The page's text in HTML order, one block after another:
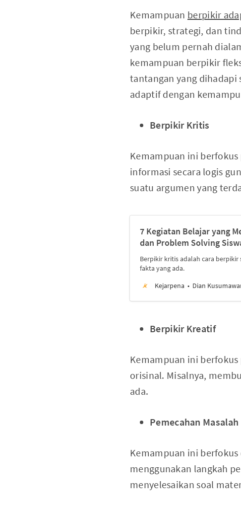
Kemampuan berpikir
berpikir, strategi, dan
yang belum pernah
kemampuan berpikir
tantangan yang
adaptif dengan
Berpikir Kritis
Kemampuan ini
informasi secara logis
suatu argumen yang
7 Kegiatan Belajar yang
dan Problem Solving
Berpikir kritis adalah cara
fakta yang ada.
Kejarpena
Dian
Berpikir Kreatif
Kemampuan ini
orisinal. Misalnya,
ada.
Pemecahan Masalah
Kemampuan ini berfokus
menggunakan langkah
menyelesaikan soal